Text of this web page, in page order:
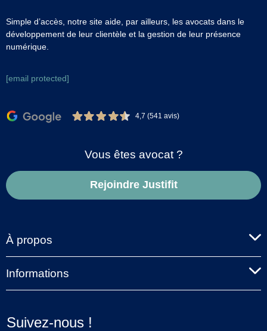
Simple d’accès, notre site aide, par ailleurs, les avocats dans le
développement de leur clientèle et la gestion de leur présence
numérique.
[email protected]
4,7 (541 avis)
Vous êtes avocat ?
Rejoindre Justifit
À propos
Informations
Suivez-nous !